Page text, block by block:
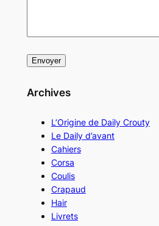
Archives
L’Origine de Daily Crouty
Le Daily d’avant
Cahiers
Corsa
Coulis
Crapaud
Hair
Livrets